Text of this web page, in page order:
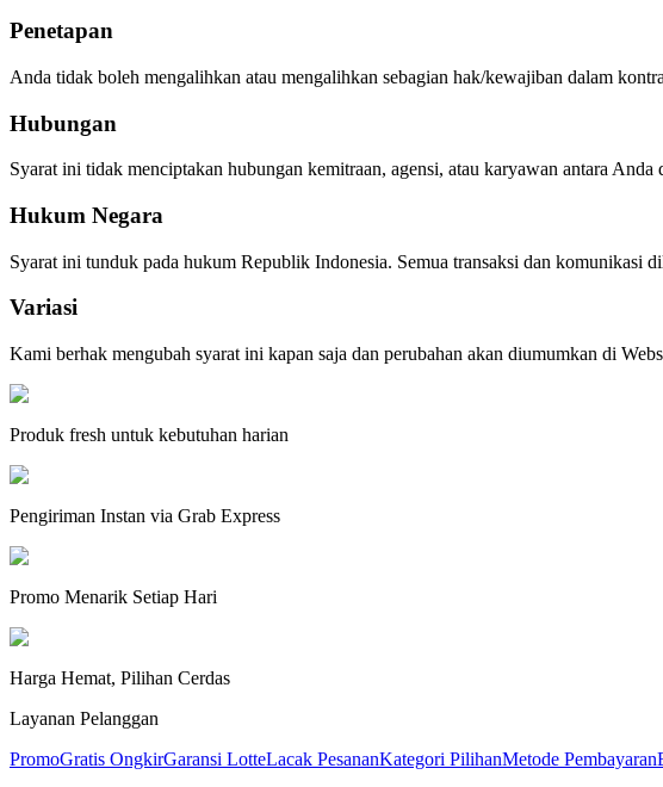
Penetapan
Anda tidak boleh mengalihkan atau mengalihkan sebagian hak/kewajiban dalam
Hubungan
Syarat ini tidak menciptakan hubungan kemitraan, agensi, atau karyawan antara Anda
Hukum Negara
Syarat ini tunduk pada hukum Republik Indonesia. Semua transaksi dan komunikasi
Variasi
Kami berhak mengubah syarat ini kapan saja dan perubahan akan diumumkan di
Produk fresh untuk kebutuhan harian
Pengiriman Instan via Grab Express
Promo Menarik Setiap Hari
Harga Hemat, Pilihan Cerdas
Layanan Pelanggan
PromoGratis OngkirGaransi LotteLacak PesananKategori PilihanMetode Pembayaran